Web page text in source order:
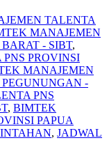
TALENTA
MANAJEMEN
- SIBT,
PROVINSI
MANAJEMEN
-
PNS
, BIMTEK
PAPUA
, JADWAL